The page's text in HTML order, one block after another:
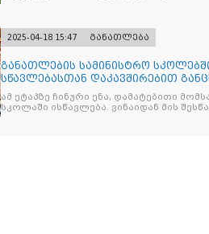
2025-04-18 15:47 განათლება
განათლების სამინისტრო
სწავლებასთან დაკავშირებით
ამ ეტაპზე ჩინური ენა, დამატებითი
სკოლაში ისწავლება. ვინაიდან მის